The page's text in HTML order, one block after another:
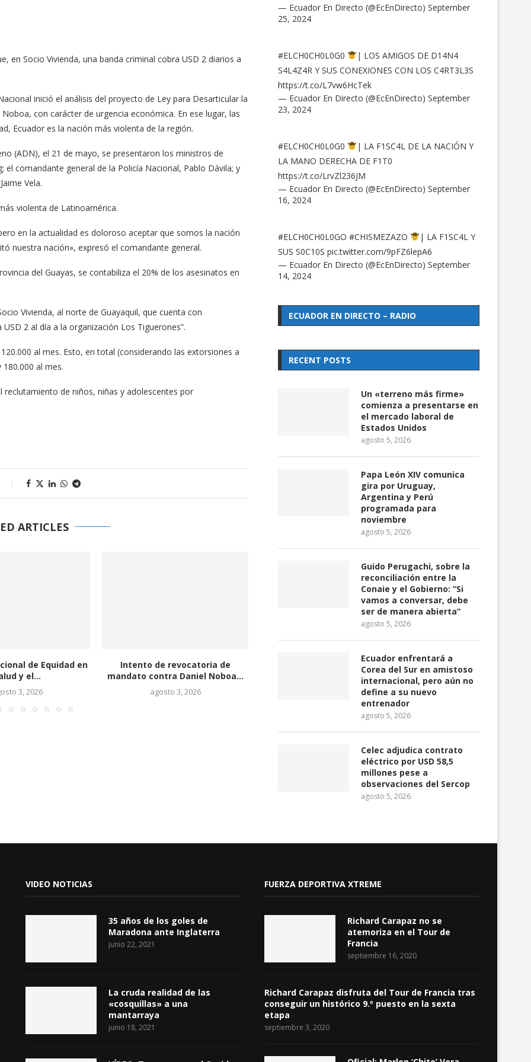
en Socio Vivienda, una banda criminal cobra USD 2 diarios a
inició el análisis del proyecto de Ley para Desarticular la
con carácter de urgencia económica. En ese lugar, las
Ecuador es la nación más violenta de la región.
(ADN), el 21 de mayo, se presentaron los ministros de
el comandante general de la Policía Nacional, Pablo Dávila; y
Vela.
violenta de Latinoamérica.
en la actualidad es doloroso aceptar que somos la nación
nuestra nación», expresó el comandante general.
del Guayas, se contabiliza el 20% de los asesinatos en
Vivienda, al norte de Guayaquil, que cuenta con
2 al día a la organización Los Tiguerones”.
al mes. Esto, en total (considerando las extorsiones a
al mes.
de niños, niñas y adolescentes por
ARTICLES
revocatoria de
Daniel Noboa...
3, 2026
Un hombre perdió la vida tras
ataque armado...
julio 31, 2026
Phoceso para desginsr a jueces
temporales ha sido...
Guayaquil extenderá por
más los plazos...
— Ecuador En Directo (@EcEnDirecto) September
25, 2024
#ELCH0CH0L0G0
| LOS AMIGOS DE D14N4
S4L4Z4R Y SUS CONEXIONES CON LOS C4RT3L3S
https://t.co/L7vw6HcTek
— Ecuador En Directo (@EcEnDirecto) September
23, 2024
#ELCH0CH0L0G0
| LA F1SC4L DE LA NACIÓN Y
LA MANO DERECHA DE F1T0
https://t.co/LrvZl236JM
— Ecuador En Directo (@EcEnDirecto) September
16, 2024
#ELCH0CH0L0GO #CHISMEZAZO
| LA F1SC4L Y
SUS S0C10S pic.twitter.com/9pFZ6lepA6
— Ecuador En Directo (@EcEnDirecto) September
14, 2024
ECUADOR EN DIRECTO – RADIO
RECENT POSTS
Un «terreno más firme»
comienza a presentarse en
el mercado laboral de
Estados Unidos
agosto 5, 2026
Papa León XIV comunica
gira por Uruguay,
Argentina y Perú
programada para
noviembre
agosto 5, 2026
Guido Perugachi, sobre la
reconciliación entre la
Conaie y el Gobierno: “Si
vamos a conversar, debe
ser de manera abierta”
agosto 5, 2026
Ecuador enfrentará a
Corea del Sur en amistoso
internacional, pero aún no
define a su nuevo
entrenador
agosto 5, 2026
Celec adjudica contrato
eléctrico por USD 58,5
millones pese a
observaciones del Sercop
agosto 5, 2026
VIDEO NOTICIAS
35 años de los goles de
Maradona ante Inglaterra
junio 22, 2021
La cruda realidad de las
«cosquillas» a una
mantarraya
junio 18, 2021
FUERZA DEPORTIVA XTREME
Richard Carapaz no se
atemoriza en el Tour de
Francia
septiembre 16, 2020
Richard Carapaz disfruta del Tour de Francia tras
conseguir un histórico 9.º puesto en la sexta
etapa
septiembre 3, 2020